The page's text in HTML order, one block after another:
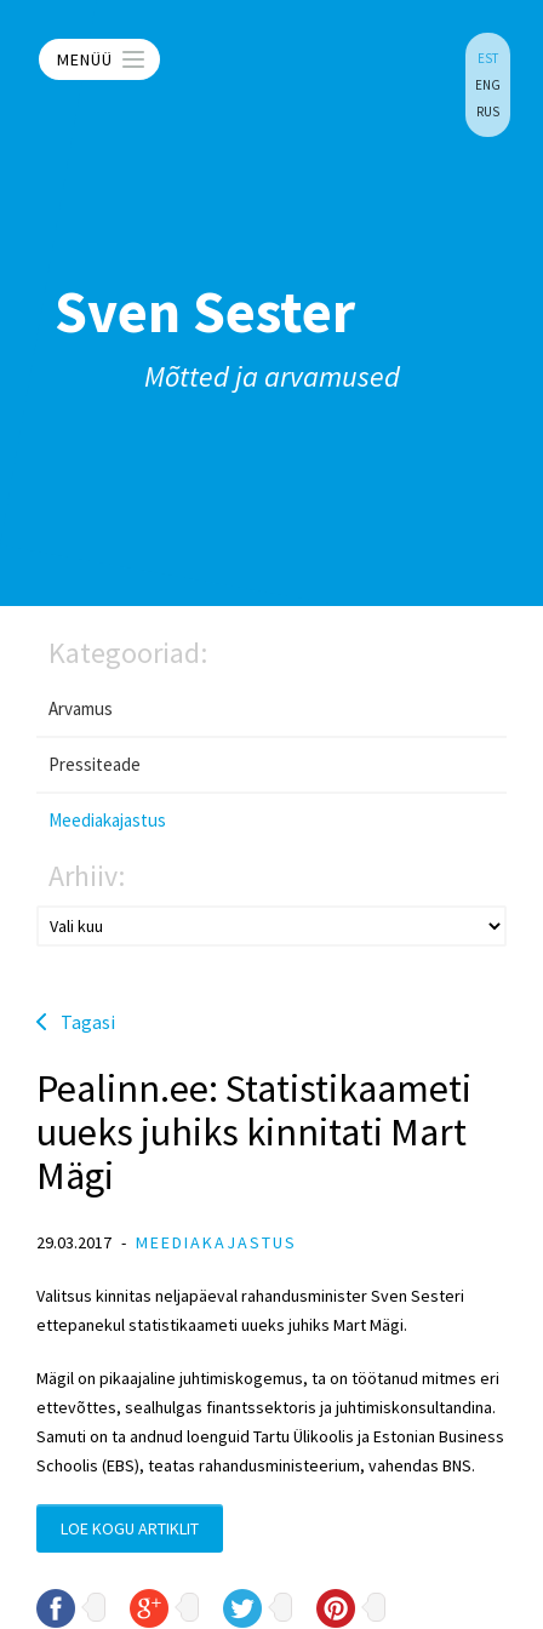
MENÜÜ
EST
ENG
RUS
Sven Sester
Mõtted ja arvamused
Kategooriad:
Arvamus
Pressiteade
Meediakajastus
Arhiiv:
Tagasi
Pealinn.ee: Statistikaameti
uueks juhiks kinnitati Mart
Mägi
29.03.2017 MEEDIAKAJASTUS
Valitsus kinnitas neljapäeval rahandusminister Sven Sesteri
ettepanekul statistikaameti uueks juhiks Mart Mägi.
Mägil on pikaajaline juhtimiskogemus, ta on töötanud mitmes eri
ettevõttes, sealhulgas finantssektoris ja juhtimiskonsultandina.
Samuti on ta andnud loenguid Tartu Ülikoolis ja Estonian Business
Schoolis (EBS), teatas rahandusministeerium, vahendas BNS.
LOE KOGU ARTIKLIT